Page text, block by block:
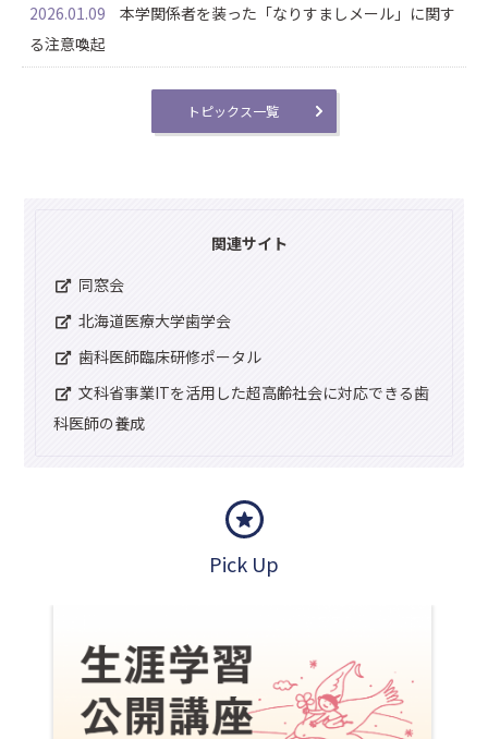
2026.01.09
本学関係者を装った「なりすましメール」に関す
る注意喚起
トピックス一覧
関連サイト
同窓会
北海道医療大学歯学会
歯科医師臨床研修ポータル
文科省事業ITを活用した超高齢社会に対応できる歯
科医師の養成
Pick Up